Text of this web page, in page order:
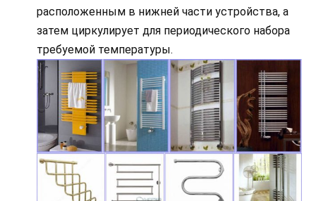
расположенным в нижней части устройства, а
затем циркулирует для периодического набора
требуемой температуры.